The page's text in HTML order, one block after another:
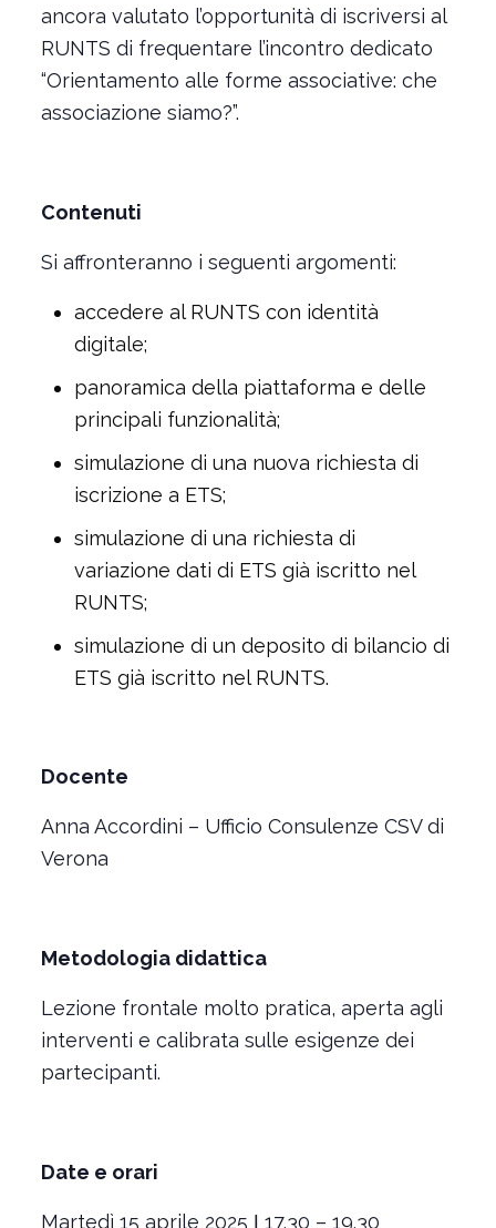
ancora valutato l’opportunità di iscriversi al
RUNTS di frequentare l’incontro dedicato
“Orientamento alle forme associative: che
associazione siamo?”.
Contenuti
Si affronteranno i seguenti argomenti:
accedere al RUNTS con identità
digitale;
panoramica della piattaforma e delle
principali funzionalità;
simulazione di una nuova richiesta di
iscrizione a ETS;
simulazione di una richiesta di
variazione dati di ETS già iscritto nel
RUNTS;
simulazione di un deposito di bilancio di
ETS già iscritto nel RUNTS.
Docente
Anna Accordini – Ufficio Consulenze CSV di
Verona
Metodologia didattica
Lezione frontale molto pratica, aperta agli
interventi e calibrata sulle esigenze dei
partecipanti.
Date e orari
Martedì 15 aprile 2025 ǀ 17.30 – 19.30